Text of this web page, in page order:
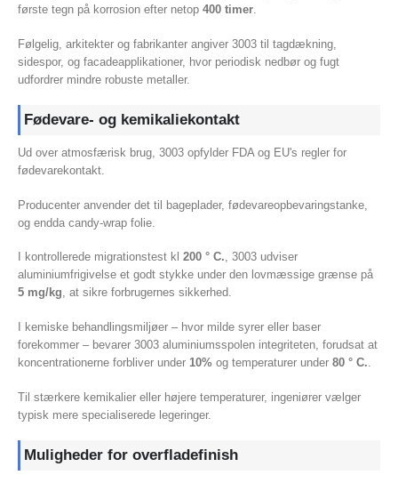
første tegn på korrosion efter netop 400 timer.
Følgelig, arkitekter og fabrikanter angiver 3003 til tagdækning,
sidespor, og facadeapplikationer, hvor periodisk nedbør og fugt
udfordrer mindre robuste metaller.
Fødevare- og kemikaliekontakt
Ud over atmosfærisk brug, 3003 opfylder FDA og EU's regler for
fødevarekontakt.
Producenter anvender det til bageplader, fødevareopbevaringstanke,
og endda candy-wrap folie.
I kontrollerede migrationstest kl 200 ° C., 3003 udviser
aluminiumfrigivelse et godt stykke under den lovmæssige grænse på
5 mg/kg, at sikre forbrugernes sikkerhed.
I kemiske behandlingsmiljøer – hvor milde syrer eller baser
forekommer – bevarer 3003 aluminiumsspolen integriteten, forudsat at
koncentrationerne forbliver under 10% og temperaturer under 80 ° C..
Til stærkere kemikalier eller højere temperaturer, ingeniører vælger
typisk mere specialiserede legeringer.
Muligheder for overfladefinish